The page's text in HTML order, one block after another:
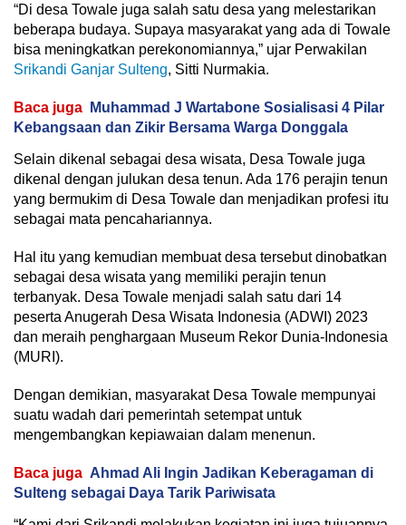
“Di desa Towale juga salah satu desa yang melestarikan
beberapa budaya. Supaya masyarakat yang ada di Towale
bisa meningkatkan perekonomiannya,” ujar Perwakilan
Srikandi Ganjar Sulteng, Sitti Nurmakia.
Baca juga
Muhammad J Wartabone Sosialisasi 4 Pilar
Kebangsaan dan Zikir Bersama Warga Donggala
Selain dikenal sebagai desa wisata, Desa Towale juga
dikenal dengan julukan desa tenun. Ada 176 perajin tenun
yang bermukim di Desa Towale dan menjadikan profesi itu
sebagai mata pencahariannya.
Hal itu yang kemudian membuat desa tersebut dinobatkan
sebagai desa wisata yang memiliki perajin tenun
terbanyak. Desa Towale menjadi salah satu dari 14
peserta Anugerah Desa Wisata Indonesia (ADWI) 2023
dan meraih penghargaan Museum Rekor Dunia-Indonesia
(MURI).
Dengan demikian, masyarakat Desa Towale mempunyai
suatu wadah dari pemerintah setempat untuk
mengembangkan kepiawaian dalam menenun.
Baca juga Ahmad Ali Ingin Jadikan Keberagaman di
Sulteng sebagai Daya Tarik Pariwisata